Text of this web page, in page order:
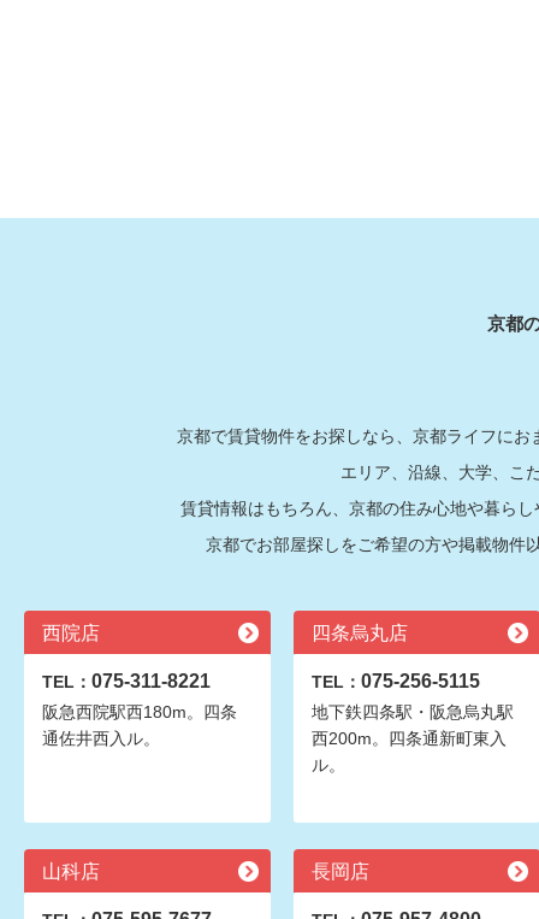
京都
京都で賃貸物件をお探しなら、京都ライフに
エリア、沿線、大学、こ
賃貸情報はもちろん、京都の住み心地や暮ら
京都でお部屋探しをご希望の方や掲載物件
西院店
TEL： 075-311-8221
阪急西院駅西180m。四条
通佐井西入ル。
四条烏丸店
TEL： 075-256-5115
地下鉄四条駅・阪急烏丸駅
西200m。四条通新町東入
ル。
山科店 長岡店